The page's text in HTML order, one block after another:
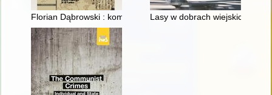
Florian Dąbrowski : kompozytor i pedagogLasy w dobrach wiejskich